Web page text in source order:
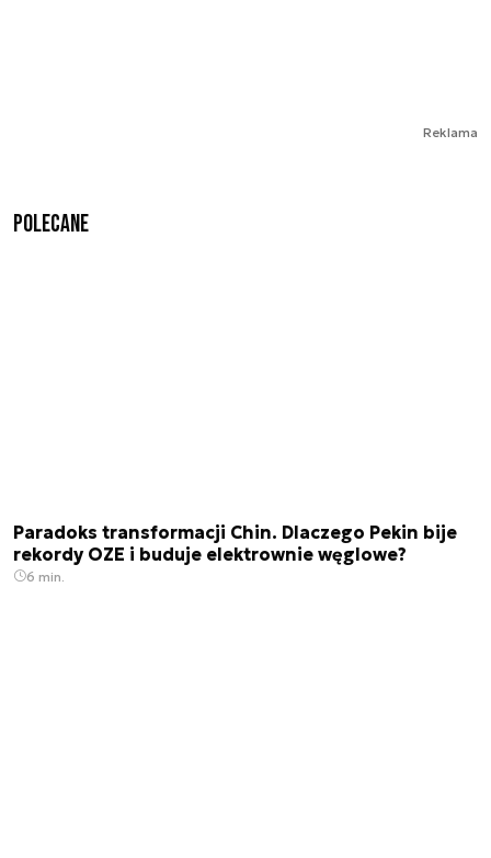
Reklama
Polecane
Paradoks transformacji Chin. Dlaczego Pekin bije
rekordy OZE i buduje elektrownie węglowe?
6 min.